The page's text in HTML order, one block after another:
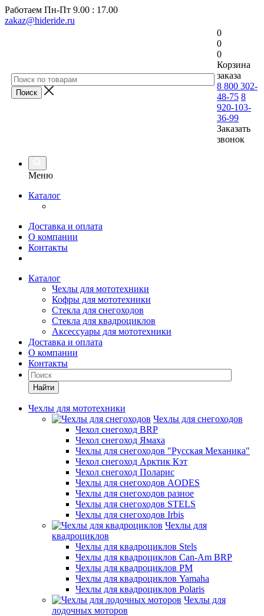
Работаем Пн-Пт 9.00 : 17.00
zakaz@hideride.ru
0
0
0
Корзина
заказа
8 800 302-
48-75 8
920-103-
36-99
Заказать
звонок
Меню
Каталог
Доставка и оплата
О компании
Контакты
Каталог
Чехлы для мототехники
Кофры для мототехники
Стекла для снегоходов
Стекла для квадроциклов
Аксессуары для мототехники
Доставка и оплата
О компании
Контакты
Найти
Чехлы для мототехники
Чехлы для снегоходов
Чехол снегоход BRP
Чехол снегоход Ямаха
Чехлы для снегоходов "Русская Механика"
Чехол снегоход Арктик Кэт
Чехол снегоход Поларис
Чехлы для снегоходов AODES
Чехлы для снегоходов разное
Чехлы для снегоходов STELS
Чехлы для снегоходов Irbis
Чехлы для
квадроциклов
Чехлы для квадроциклов Stels
Чехлы для квадроциклов Can-Am BRP
Чехлы для квадроциклов РМ
Чехлы для квадроциклов Yamaha
Чехлы для квадроциклов Polaris
Чехлы для
лодочных моторов